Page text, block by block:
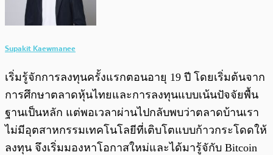
Supakit Kaewmanee
เริ่มรู้จักการลงทุนครั้งแรกตอนอายุ 19 ปี โดยเริ่มต้นจาก
การศึกษาตลาดหุ้นไทยและการลงทุนแบบเน้นปัจจัยพื้น
ฐานเป็นหลัก แต่พอเวลาผ่านไปกลับพบว่าตลาดบ้านเรา
ไม่มีอุตสาหกรรมเทคโนโลยีที่เติบโตแบบก้าวกระโดดให้
ลงทุน จึงเริ่มมองหาโอกาสใหม่และได้มารู้จักับ Bitcoin